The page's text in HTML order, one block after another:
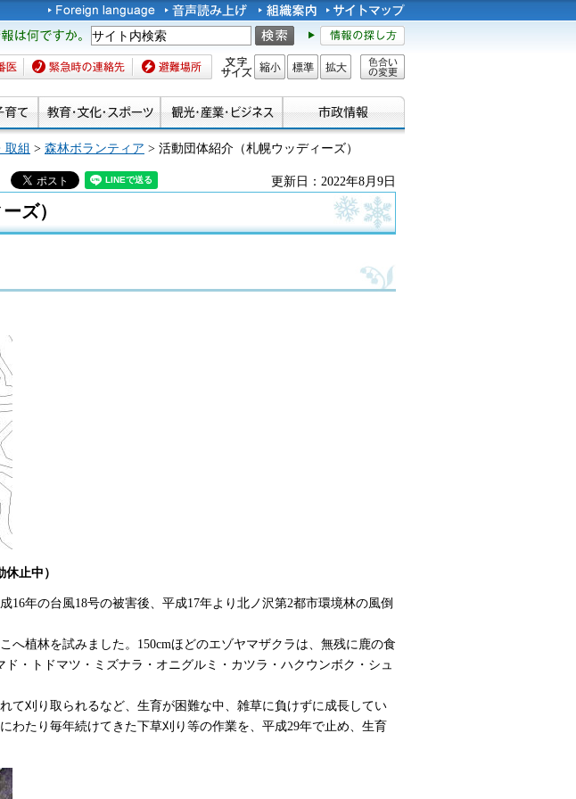
は何です
緊急時の連絡先 避難場所 文字サイズ
縮小 標準 拡大
色合い
取組 > 森林ボランティア > 活動団体紹介（札幌ウッディーズ）
更新日：2022年8月9日
ズ）
止中）
16年の台風18号の被害後、平成17年より北ノ沢第2都市環境林の風倒
へ植林を試みました。150cmほどのエゾヤマザクラは、無残に鹿の食
・トドマツ・ミズナラ・オニグルミ・カツラ・ハクウンボク・シュ
て刈り取られるなど、生育が困難な中、雑草に負けずに成長してい
わたり毎年続けてきた下草刈り等の作業を、平成29年で止め、生育